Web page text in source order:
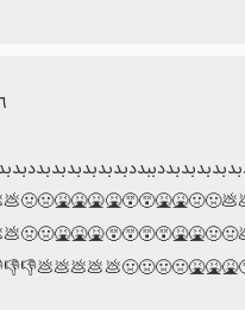
٦ تیر ١٤٠٢